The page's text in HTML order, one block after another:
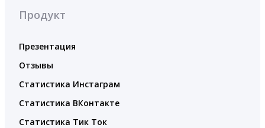
Продукт
Презентация
Отзывы
Статистика Инстаграм
Статистика ВКонтакте
Статистика Тик Ток